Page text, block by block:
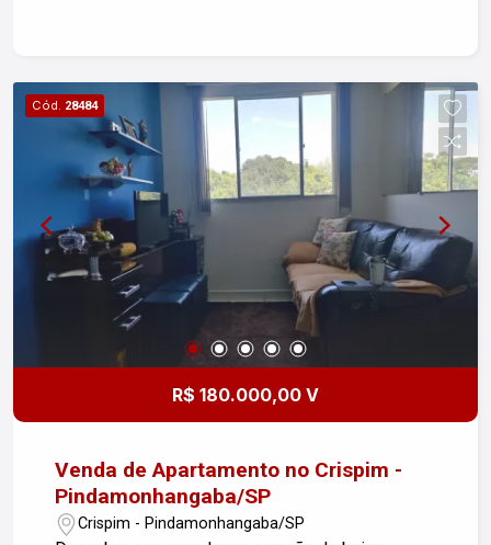
privacidade. - Cozinha Americana: Funcional e
integrada à sala, perfeita para quem gosta de
cozinhar e receber amigos. - Vaga de Garagem: 1
vaga descoberta, com fácil acesso. - Interfone:
Para maior segurança e comodidade. Este
apartamento é muito bonito e bem localizado,
oferecendo fácil acesso a comércio, transporte e
serviços da região. Ideal para quem valoriza
segurança e praticidade no dia a dia. Preço de
Ocasião: Não perca essa chance única de adquirir
um imóvel com excelente custo-benefício!
Agende sua visita e venha conhecer o seu novo
Cód. 28484
R$ 180.000,00 V
Venda de Apartamento no Crispim -
Pindamonhangaba/SP
Crispim - Pindamonhangaba/SP